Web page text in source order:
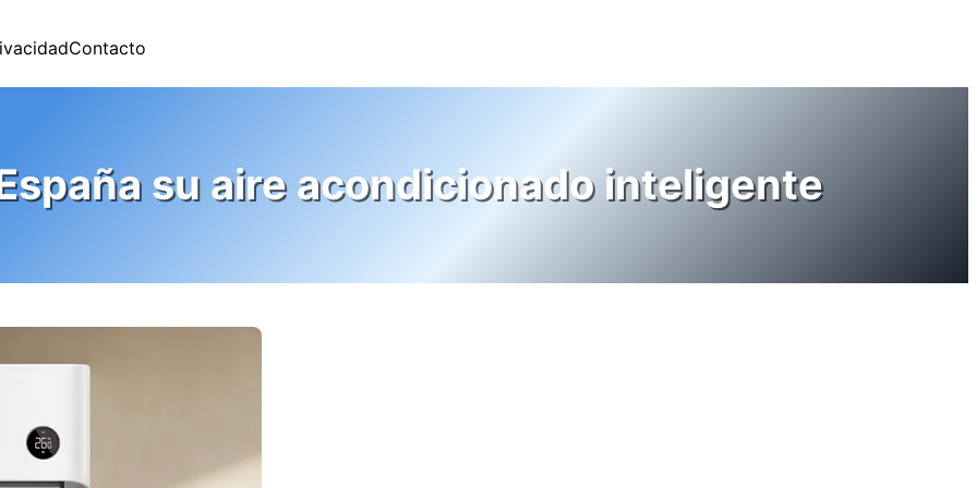
Contacto
su aire acondicionado inteligente